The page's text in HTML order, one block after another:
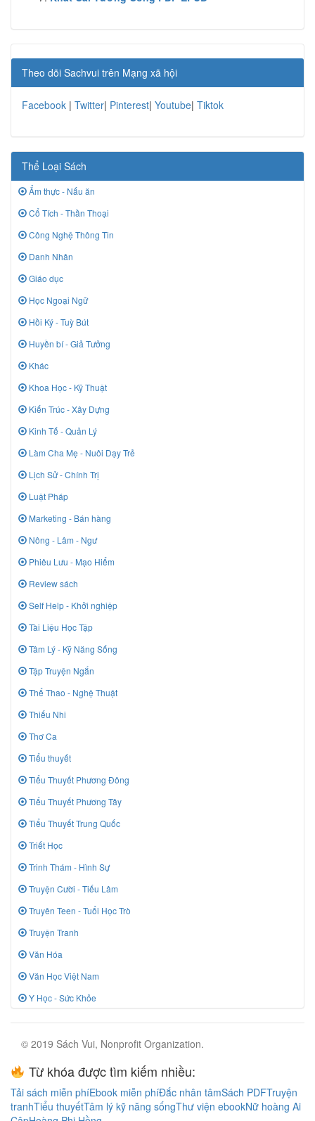
Theo dõi Sachvui trên Mạng xã hội
Facebook | Twitter| Pinterest| Youtube| Tiktok
Thể Loại Sách
Ẩm thực - Nấu ăn
Cổ Tích - Thần Thoại
Công Nghệ Thông Tin
Danh Nhân
Giáo dục
Học Ngoại Ngữ
Hồi Ký - Tuỳ Bút
Huyền bí - Giả Tưởng
Khác
Khoa Học - Kỹ Thuật
Kiến Trúc - Xây Dựng
Kinh Tế - Quản Lý
Làm Cha Mẹ - Nuôi Dạy Trẻ
Lịch Sử - Chính Trị
Luật Pháp
Marketing - Bán hàng
Nông - Lâm - Ngư
Phiêu Lưu - Mạo Hiểm
Review sách
Self Help - Khởi nghiệp
Tài Liệu Học Tập
Tâm Lý - Kỹ Năng Sống
Tập Truyện Ngắn
Thể Thao - Nghệ Thuật
Thiếu Nhi
Thơ Ca
Tiểu thuyết
Tiểu Thuyết Phương Đông
Tiểu Thuyết Phương Tây
Tiểu Thuyết Trung Quốc
Triết Học
Trinh Thám - Hình Sự
Truyện Cười - Tiếu Lâm
Truyên Teen - Tuổi Học Trò
Truyện Tranh
Văn Hóa
Văn Học Việt Nam
Y Học - Sức Khỏe
© 2019 Sách Vui, Nonprofit Organization.
Từ khóa được tìm kiếm nhiều:
Tải sách miễn phíEbook miễn phíĐắc nhân tâmSách PDFTruyện
tranhTiểu thuyếtTâm lý kỹ năng sốngThư viện ebookNữ hoàng Ai